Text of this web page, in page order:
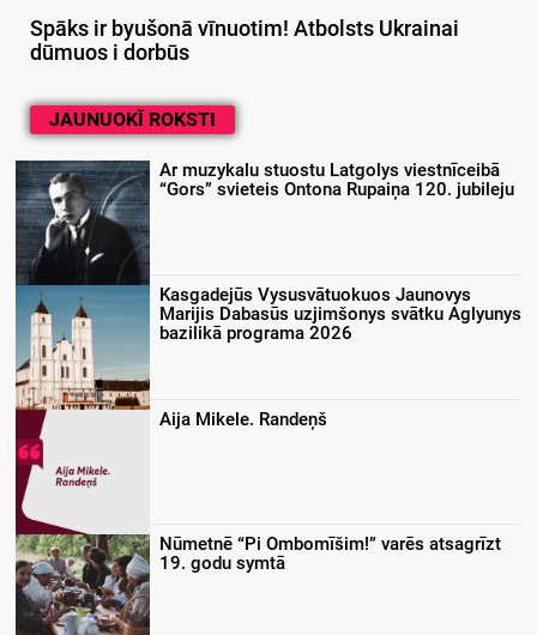
Spāks ir byušonā vīnuotim! Atbolsts Ukrainai
dūmuos i dorbūs
JAUNUOKĪ ROKSTI
Ar muzykalu stuostu Latgolys viestnīceibā
“Gors” svieteis Ontona Rupaiņa 120. jubileju
Kasgadejūs Vysusvātuokuos Jaunovys
Marijis Dabasūs uzjimšonys svātku Aglyunys
bazilikā programa 2026
Aija Mikele. Randeņš
Nūmetnē “Pi Ombomīšim!” varēs atsagrīzt
19. godu symtā